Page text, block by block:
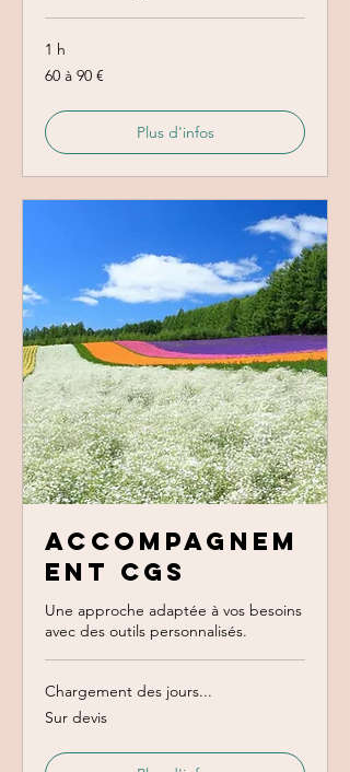
1 h
60
à
60 à 90 €
Plus d'infos
Accompagnem
ent CGS
Une approche adaptée à vos besoins
avec des outils personnalisés.
Chargement des jours...
Sur
devis
Sur devis